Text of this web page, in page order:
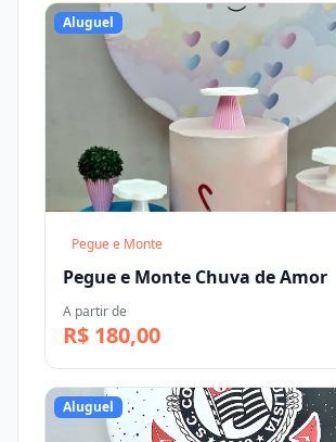
Aluguel
Pegue e Monte
Pegue e Monte Chuva de Amor
A partir de
R$ 180,00
Aluguel